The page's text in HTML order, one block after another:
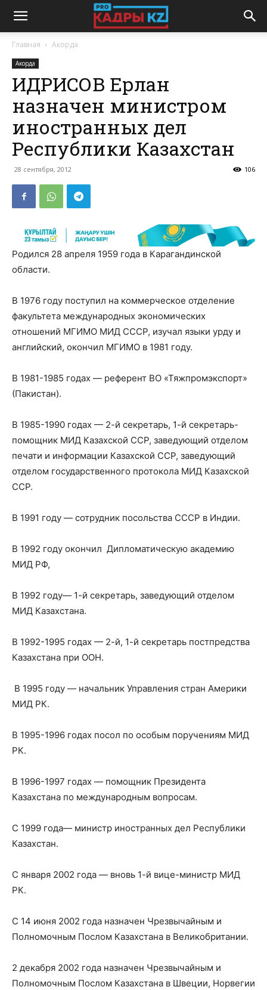
Главная Акорда
Акорда
ИДРИСОВ Ерлан
назначен министром
иностранных дел
Республики Казахстан
28 сентября, 2012 106
Родился 28 апреля 1959 года в Карагандинской
области.
В 1976 году поступил на коммерческое отделение
факультета международных экономических
отношений МГИМО МИД СССР, изучал языки урду и
английский, окончил МГИМО в 1981 году.
В 1981-1985 годах — референт ВО «Тяжпромэкспорт»
(Пакистан).
В 1985-1990 годах — 2-й секретарь, 1-й секретарь-
помощник МИД Казахской ССР, заведующий отделом
печати и информации Казахской ССР, заведующий
отделом государственного протокола МИД Казахской
ССР.
В 1991 году — сотрудник посольства СССР в Индии.
В 1992 году окончил Дипломатическую академию
МИД РФ,
В 1992 году— 1-й секретарь, заведующий отделом
МИД Казахстана.
В 1992-1995 годах — 2-й, 1-й секретарь постпредства
Казахстана при ООН.
В 1995 году — начальник Управления стран Америки
МИД РК.
В 1995-1996 годах посол по особым поручениям МИД
РК.
В 1996-1997 годах — помощник Президента
Казахстана по международным вопросам.
С 1999 года— министр иностранных дел Республики
Казахстан.
С января 2002 года — вновь 1-й вице-министр МИД
РК.
С 14 июня 2002 года назначен Чрезвычайным и
Полномочным Послом Казахстана в Великобритании.
2 декабря 2002 года назначен Чрезвычайным и
Полномочным Послом Казахстана в Швеции, Норвегии